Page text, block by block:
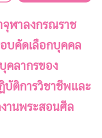
จุฬาลงกรณราช
บคัดเลือกบุคคล
คลากรของ
บัติการวิชาชีพและ
านพระสอนศีล